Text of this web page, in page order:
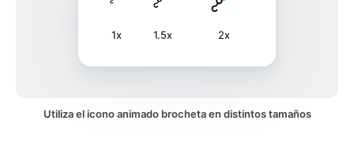
1x 1.5x 2x
Utiliza el icono animado brocheta en distintos tamaños